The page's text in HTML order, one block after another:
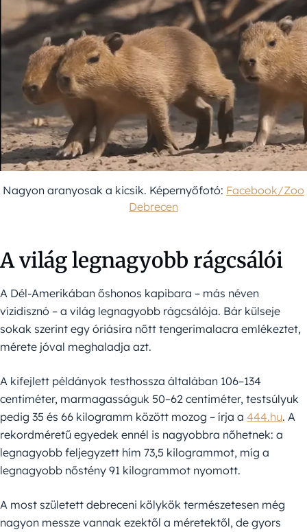
Nagyon aranyosak a kicsik. Képernyőfotó: Facebook/Zoo
Debrecen
A világ legnagyobb rágcsálói
A Dél-Amerikában őshonos kapibara – más néven
vízidisznó – a világ legnagyobb rágcsálója. Bár külseje
sokak szerint egy óriásira nőtt tengerimalacra emlékeztet,
mérete jóval meghaladja azt.
A kifejlett példányok testhossza általában 106–134
centiméter, marmagasságuk 50–62 centiméter, testsúlyuk
pedig 35 és 66 kilogramm között mozog – írja a 444.hu. A
rekordméretű egyedek ennél is nagyobbra nőhetnek: a
legnagyobb feljegyzett hím 73,5 kilogrammot, míg a
legnagyobb nőstény 91 kilogrammot nyomott.
A most született debreceni kölykök természetesen még
nagyon messze vannak ezektől a méretektől, de gyors